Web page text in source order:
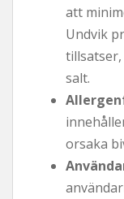
att
Undvik
salt.
orsaka